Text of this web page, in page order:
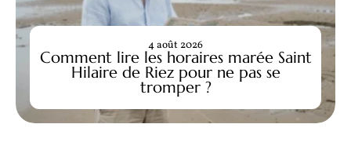
Comment lire les horaires marée Saint
Hilaire de Riez pour ne pas se
tromper ?
4 août 2026